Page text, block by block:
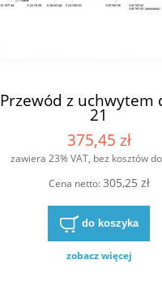
Przewód z uchwytem
21
375,45 zł
zawiera 23% VAT, bez kosztów
Cena netto:305,25 zł
do koszyka
zobacz więcej